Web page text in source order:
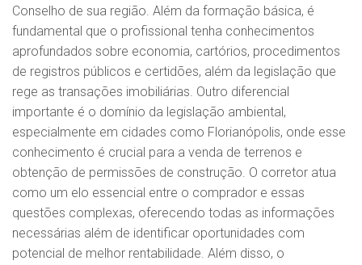
Conselho de sua região. Além da formação básica, é
fundamental que o profissional tenha conhecimentos
aprofundados sobre economia, cartórios, procedimentos
de registros públicos e certidões, além da legislação que
rege as transações imobiliárias. Outro diferencial
importante é o domínio da legislação ambiental,
especialmente em cidades como Florianópolis, onde esse
conhecimento é crucial para a venda de terrenos e
obtenção de permissões de construção. O corretor atua
como um elo essencial entre o comprador e essas
questões complexas, oferecendo todas as informações
necessárias além de identificar oportunidades com
potencial de melhor rentabilidade. Além disso, o